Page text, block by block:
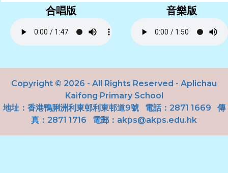
合唱版 音樂版
Copyright © 2026 - All Rights Reserved - Aplichau
Kaifong Primary School
地址： 香港鴨脷洲利東邨利東邨道9號 電話：2871 1669 傳
真：2871 1716 電郵： akps@akps.edu.hk